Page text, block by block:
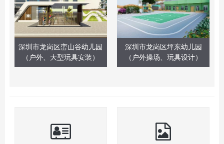
深圳市龙岗区峦山谷幼儿园
（户外、大型玩具安装）
深圳市龙岗区坪东幼儿园
（户外操场、玩具设计）